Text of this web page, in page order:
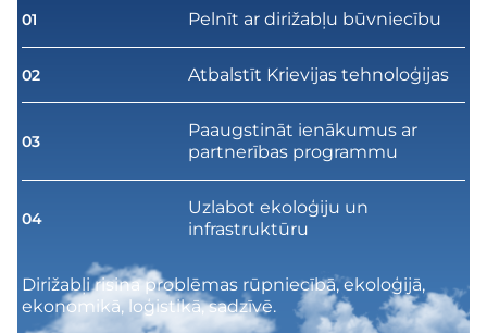
01 Pelnīt ar dirižabļu būvniecību
02 Atbalstīt Krievijas tehnoloģijas
03
Paaugstināt ienākumus ar
partnerības programmu
04
Uzlabot ekoloģiju un
infrastruktūru
Dirižabļi risina problēmas rūpniecībā, ekoloģijā,
ekonomikā, loģistikā, sadzīvē.